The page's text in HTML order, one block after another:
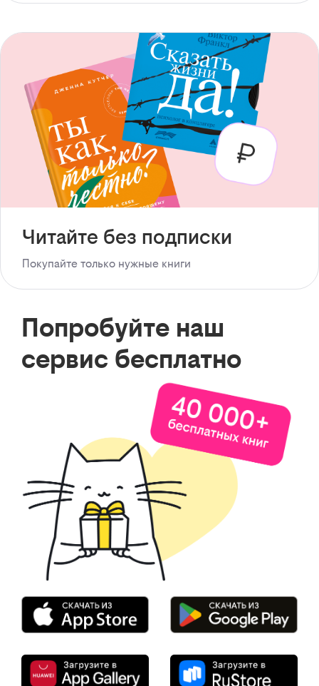
Читайте без подписки
Покупайте только нужные книги
Попробуйте наш
сервис бесплатно